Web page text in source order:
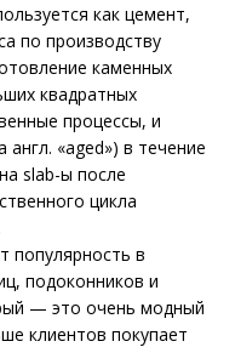
как цемент,
по производству
каменных
квадратных
процессы, и
«aged») в течение
slab-ы после
цикла
популярность в
подоконников и
— это очень модный
клиентов покупает